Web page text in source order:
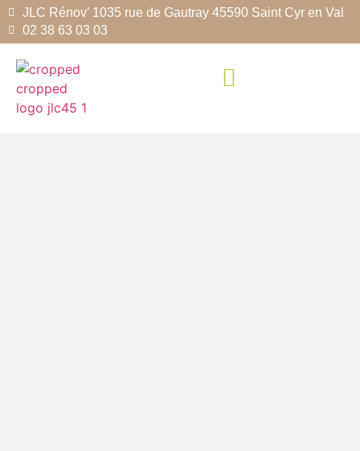
JLC Rénov’ 1035 rue de Gautray 45590 Saint Cyr en Val
02 38 63 03 03